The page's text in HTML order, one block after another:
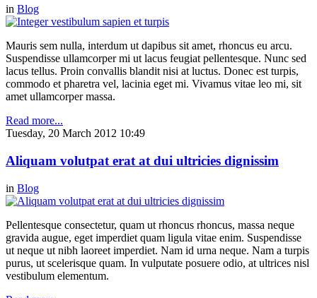
in Blog
Mauris sem nulla, interdum ut dapibus sit amet, rhoncus eu arcu.
Suspendisse ullamcorper mi ut lacus feugiat pellentesque. Nunc sed
lacus tellus. Proin convallis blandit nisi at luctus. Donec est turpis,
commodo et pharetra vel, lacinia eget mi. Vivamus vitae leo mi, sit
amet ullamcorper massa.
Read more...
Tuesday, 20 March 2012 10:49
Aliquam volutpat erat at dui ultricies dignissim
in Blog
Pellentesque consectetur, quam ut rhoncus rhoncus, massa neque
gravida augue, eget imperdiet quam ligula vitae enim. Suspendisse
ut neque ut nibh laoreet imperdiet. Nam id urna neque. Nam a turpis
purus, ut scelerisque quam. In vulputate posuere odio, at ultrices nisl
vestibulum elementum.